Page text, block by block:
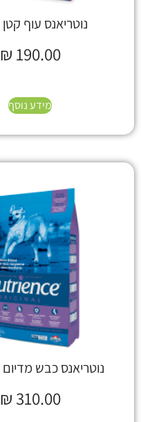
נוטריאנס עוף קטן 5 ק"ג
₪ 190.00
מידע נוסף
נוטריאנס כבש מדיום 13.6 ק"ג
₪ 310.00